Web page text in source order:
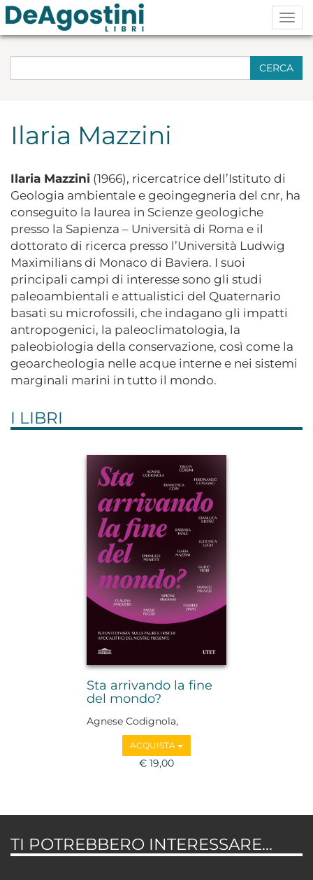
CERCA
Ilaria Mazzini
Ilaria Mazzini (1966), ricercatrice dell’Istituto di
Geologia ambientale e geoingegneria del cnr, ha
conseguito la laurea in Scienze geologiche
presso la Sapienza – Università di Roma e il
dottorato di ricerca presso l’Università Ludwig
Maximilians di Monaco di Baviera. I suoi
principali campi di interesse sono gli studi
paleoambientali e attualistici del Quaternario
basati su microfossili, che indagano gli impatti
antropogenici, la paleoclimatologia, la
paleobiologia della conservazione, così come la
geoarcheologia nelle acque interne e nei sistemi
marginali marini in tutto il mondo.
I LIBRI
Sta arrivando la fine
del mondo?
Agnese Codignola,
Francesca Coin, Giulia
Corsini, Ferdinando
Cotugno, Gianluca Didino,
Mori, Franco Palazzi, Claudia
Simone Pieranni, Daniele
ACQUISTA
€ 19,00
TI POTREBBERO INTERESSARE...